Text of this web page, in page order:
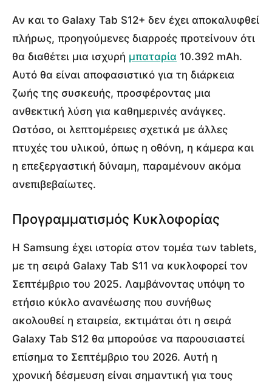
Αν και το Galaxy Tab S12+ δεν έχει αποκαλυφθεί
πλήρως, προηγούμενες διαρροές προτείνουν ότι
θα διαθέτει μια ισχυρή μπαταρία 10.392 mAh.
Αυτό θα είναι αποφασιστικό για τη διάρκεια
ζωής της συσκευής, προσφέροντας μια
ανθεκτική λύση για καθημερινές ανάγκες.
Ωστόσο, οι λεπτομέρειες σχετικά με άλλες
πτυχές του υλικού, όπως η οθόνη, η κάμερα και
η επεξεργαστική δύναμη, παραμένουν ακόμα
ανεπιβεβαίωτες.
Προγραμματισμός Κυκλοφορίας
Η Samsung έχει ιστορία στον τομέα των tablets,
με τη σειρά Galaxy Tab S11 να κυκλοφορεί τον
Σεπτέμβριο του 2025. Λαμβάνοντας υπόψη το
ετήσιο κύκλο ανανέωσης που συνήθως
ακολουθεί η εταιρεία, εκτιμάται ότι η σειρά
Galaxy Tab S12 θα μπορούσε να παρουσιαστεί
επίσημα το Σεπτέμβριο του 2026. Αυτή η
χρονική δέσμευση είναι σημαντική για τους